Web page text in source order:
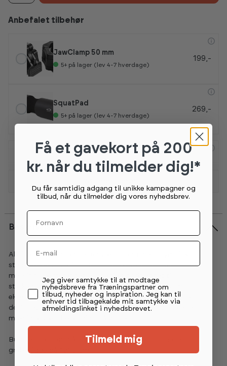
Anbefalet tilbehør
JawClamp 50 mm
5+ på lager (lev 4-7 hverdage)
199,-
SquatPad
5+ på lager (lev 4-7 hverdage)
269,-
Hi-Temp BumperPlate 5 kg
5+ på lager (lev 4-7 hverdage)
349,-
Beskrivelse
Abilica Bumperstang er en vægtstang med olympisk
standard 50 mm diameter med forstærkede kuglelejer i
messing. Vægtstangen er specielt godt egnet til
styrkeøvelser der involverer hurtige vendinger, som for
eksempel kraftige ryk og stød. Abilica Bumperstang er
designet og testet til "dropping" fra 260 cm og tåler en
maksimal vægtbelastning på 300 kg.
Bumperstangen måler 220 cm, vejer 20 kg og har en
grebsvidde på 131,5 cm.
Få et gavekort på 200
kr. når du tilmelder dig!*
Du får samtidig adgang til unikke kampagner og
tilbud, når du tilmelder dig vores nyhedsbrev.
Fornavn
Email
Permission tekst
Jeg giver samtykke til at modtage
nyhedsbreve fra Træningspartner om
tilbud, nyheder og inspiration. Jeg kan til
enhver tid tilbagekalde mit samtykke via
afmeldingslinket i nyhedsbrevet.
Tilmeld mig